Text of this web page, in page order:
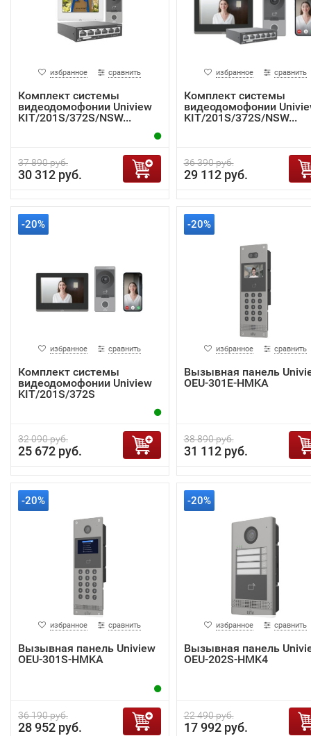
избранное сравнить
Комплект системы
видеодомофонии Uniview
KIT/201S/372S/NSW...
37 890 руб.
30 312 руб.
избранное сравнить
Комплект системы
видеодомофонии
KIT/201S/372S/NSW...
36 390 руб.
29 112 руб.
-20%
избранное сравнить
Комплект системы
видеодомофонии Uniview
KIT/201S/372S
32 090 руб.
25 672 руб.
-20%
избранное сравнить
Вызывная панель
OEU-301E-HMKA
38 890 руб.
31 112 руб.
-20%
избранное сравнить
Вызывная панель Uniview
OEU-301S-HMKA
36 190 руб.
28 952 руб.
-20%
избранное сравнить
Вызывная панель
OEU-202S-HMK4
22 490 руб.
17 992 руб.